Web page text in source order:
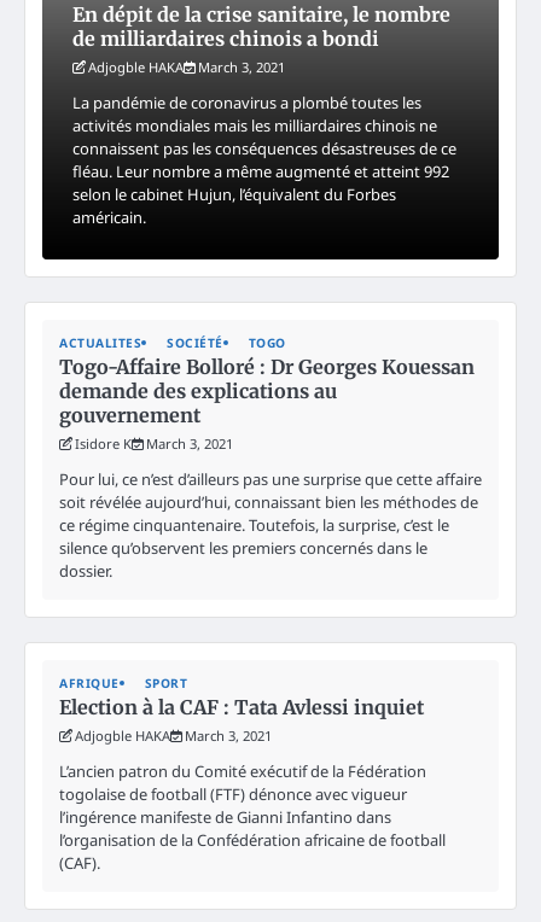
En dépit de la crise sanitaire, le nombre
de milliardaires chinois a bondi
Adjogble HAKA March 3, 2021
La pandémie de coronavirus a plombé toutes les
activités mondiales mais les milliardaires chinois ne
connaissent pas les conséquences désastreuses de ce
fléau. Leur nombre a même augmenté et atteint 992
selon le cabinet Hujun, l’équivalent du Forbes
américain.
ACTUALITES SOCIÉTÉ TOGO
Togo-Affaire Bolloré : Dr Georges Kouessan
demande des explications au
gouvernement
Isidore K March 3, 2021
Pour lui, ce n’est d’ailleurs pas une surprise que cette affaire
soit révélée aujourd’hui, connaissant bien les méthodes de
ce régime cinquantenaire. Toutefois, la surprise, c’est le
silence qu’observent les premiers concernés dans le
dossier.
AFRIQUE SPORT
Election à la CAF : Tata Avlessi inquiet
Adjogble HAKA March 3, 2021
L’ancien patron du Comité exécutif de la Fédération
togolaise de football (FTF) dénonce avec vigueur
l’ingérence manifeste de Gianni Infantino dans
l’organisation de la Confédération africaine de football
(CAF).